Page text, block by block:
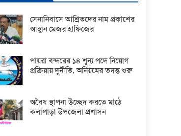
সেনানিবাসে আশ্রিতদের নাম প্রকাশের
আহ্বান মেজর হাফিজের
পায়রা বন্দরের ১৪ শূন্য পদে নিয়োগ
প্রক্রিয়ায় দুর্নীতি, অনিয়মের তদন্ত শুরু
অবৈধ স্থাপনা উচ্ছেদ করতে মাঠে
কলাপাড়া উপজেলা প্রশাসন